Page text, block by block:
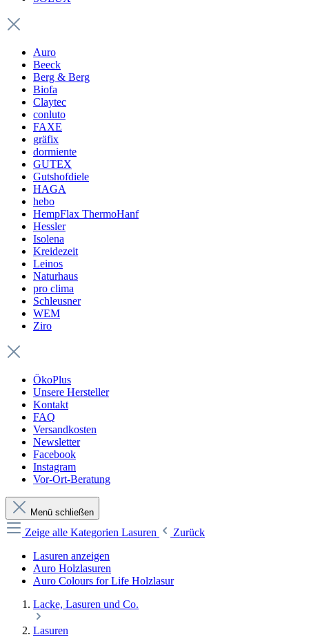
Auro
Beeck
Berg & Berg
Biofa
Claytec
conluto
FAXE
gräfix
dormiente
GUTEX
Gutshofdiele
HAGA
hebo
HempFlax ThermoHanf
Hessler
Isolena
Kreidezeit
Leinos
Naturhaus
pro clima
Schleusner
WEM
Ziro
ÖkoPlus
Unsere Hersteller
Kontakt
FAQ
Versandkosten
Newsletter
Facebook
Instagram
Vor-Ort-Beratung
Menü schließen
Zeige alle Kategorien Lasuren
Zurück
Lasuren anzeigen
Auro Holzlasuren
Auro Colours for Life Holzlasur
Lacke, Lasuren und Co.
Lasuren